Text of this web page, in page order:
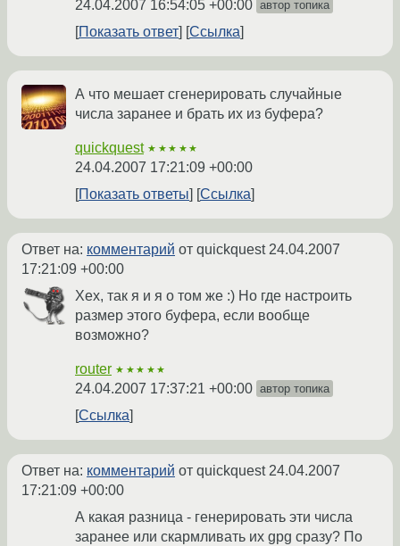
24.04.2007 16:54:05 +00:00 автор топика
Показать ответ Ссылка
А что мешает сгенерировать случайные
числа заранее и брать их из буфера?
quickquest ★★★★★
24.04.2007 17:21:09 +00:00
Показать ответы
Ссылка
Ответ на: комментарий от quickquest24.04.2007
17:21:09 +00:00
Хех, так я и я о том же :) Но где настроить
размер этого буфера, если вообще
возможно?
router ★★★★★
24.04.2007 17:37:21 +00:00 автор топика
Ссылка
Ответ на: комментарий от quickquest24.04.2007
17:21:09 +00:00
А какая разница - генерировать эти числа
заранее или скармливать их gpg сразу? По